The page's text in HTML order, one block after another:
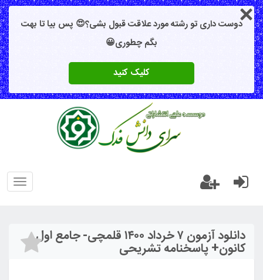
دوست داری تو رشته مورد علاقت قبول بشی؟😍 پس بیا تا بهت
بگم چطوری😀
کلیک کنید
دانلود آزمون ۷ خرداد ۱۴۰۰ قلمچی- جامع اول
کانون+ پاسخنامه تشریحی